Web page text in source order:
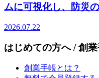
ムに可視化し、防災
2026.07.22
はじめての方へ / 創
創業手帳とは？